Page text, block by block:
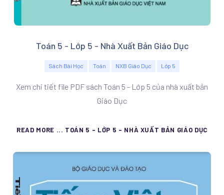
Toán 5 - Lớp 5 - Nhà Xuất Bản Giáo Dục
Sách Bài Học Toán NXB Giáo Dục Lớp 5
Xem chi tiết file PDF sách Toán 5 - Lớp 5 của nhà xuất bản
Giáo Dục
READ MORE ... TOÁN 5 - LỚP 5 - NHÀ XUẤT BẢN GIÁO DỤC